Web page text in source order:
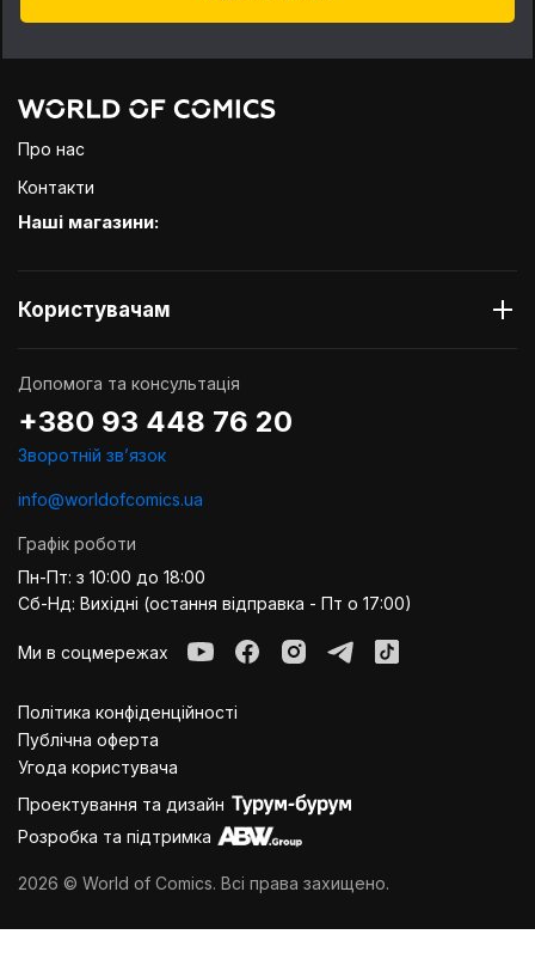
Про нас
Контакти
Наші магазини:
Користувачам
Допомога та консультація
+380 93 448 76 20
Зворотній звʼязок
info@worldofcomics.ua
Графік роботи
Пн-Пт: з 10:00 до 18:00
Сб-Нд: Вихідні (остання відправка - Пт о 17:00)
Ми в соцмережах
Політика конфіденційності
Публiчна оферта
Угода користувача
Проектування та дизайн
Розробка та підтримка
2026 © World of Comics. Всі права захищено.